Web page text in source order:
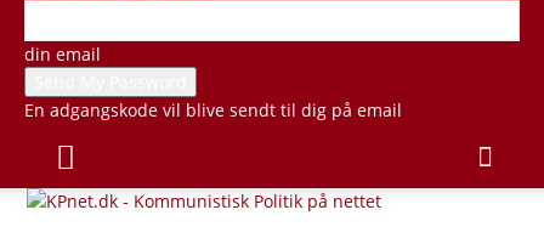
din email
En adgangskode vil blive sendt til dig på email